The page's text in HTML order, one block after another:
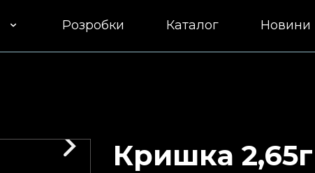
Розробки Каталог Новини
Кришка 2,65г